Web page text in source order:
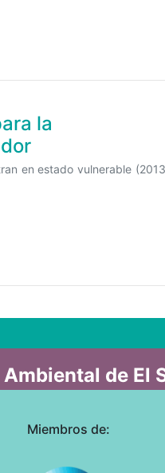
la
en estado vulnerable
de El
Miembros de: